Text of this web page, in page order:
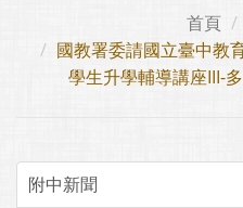
首頁
國教署委請國立臺中教
學生升學輔導講座III-
附中新聞